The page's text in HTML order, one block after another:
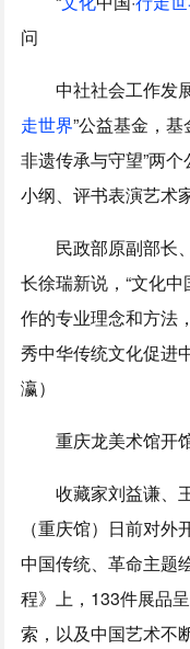
问
中社社会工作发
走世界”公益基金，基
非遗传承与守望”两
小纲、评书表演艺术
民政部原副部长、
长徐瑞新说，“文化
作的专业理念和方法
秀中华传统文化促进
瀛）
重庆龙美术馆开
收藏家刘益谦、王
（重庆馆）日前对
中国传统、革命主题
程》上，133件展品
索，以及中国艺术不